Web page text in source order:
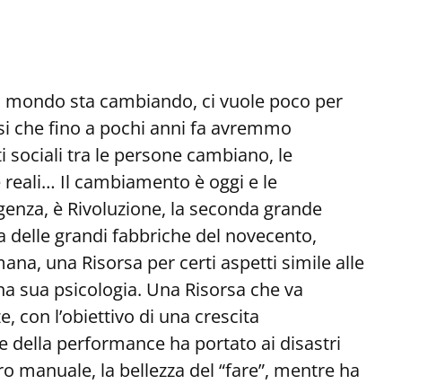
mondo sta cambiando, ci vuole poco per
che fino a pochi anni fa avremmo
sociali tra le persone cambiano, le
Il cambiamento è oggi e le
è Rivoluzione, la seconda grande
delle grandi fabbriche del novecento,
una Risorsa per certi aspetti simile alle
sua psicologia. Una Risorsa che va
con l’obiettivo di una crescita
della performance ha portato ai disastri
la bellezza del “fare”, mentre ha